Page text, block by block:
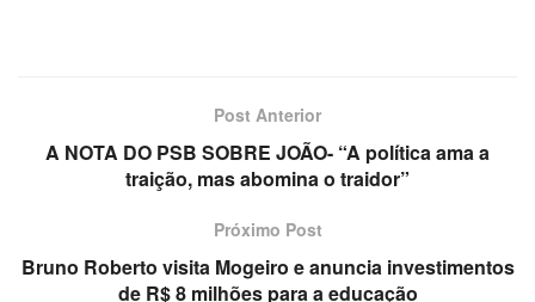
Post Anterior
A NOTA DO PSB SOBRE JOÃO- “A política ama a
traição, mas abomina o traidor”
Próximo Post
Bruno Roberto visita Mogeiro e anuncia investimentos
de R$ 8 milhões para a educação